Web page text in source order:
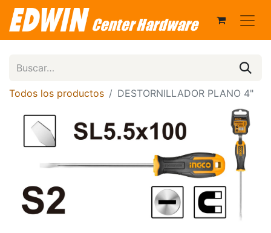
Todos los productos DESTORNILLADOR PLANO 4"